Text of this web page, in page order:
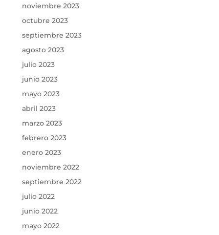
noviembre 2023
octubre 2023
septiembre 2023
agosto 2023
julio 2023
junio 2023
mayo 2023
abril 2023
marzo 2023
febrero 2023
enero 2023
noviembre 2022
septiembre 2022
julio 2022
junio 2022
mayo 2022